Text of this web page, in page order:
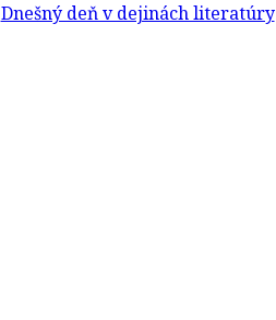
Dnešný deň v dejinách literatúry